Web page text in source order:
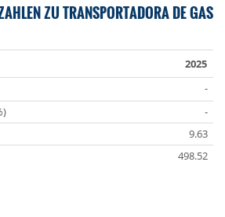
ZU TRANSPORTADORA DE GAS
2025
-
-
9.63
498.52